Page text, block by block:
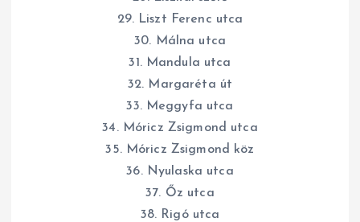
29. Liszt Ferenc utca
30. Málna utca
31. Mandula utca
32. Margaréta út
33. Meggyfa utca
34. Móricz Zsigmond utca
35. Móricz Zsigmond köz
36. Nyulaska utca
37. Őz utca
38. Rigó utca